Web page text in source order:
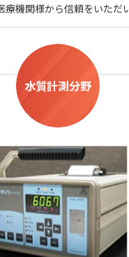
機関様から信頼をいただ
水質計測分野